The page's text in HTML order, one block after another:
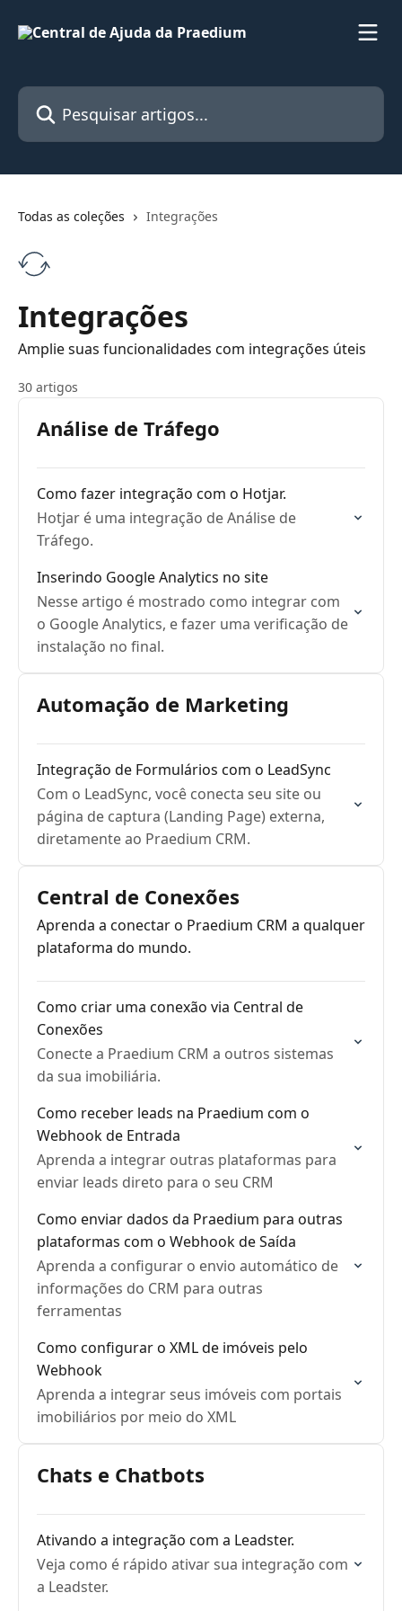
Pesquisar artigos...
Todas as coleções Integrações
Integrações
Amplie suas funcionalidades com integrações úteis
30 artigos
Análise de Tráfego
Como fazer integração com o Hotjar.
Hotjar é uma integração de Análise de
Tráfego.
Inserindo Google Analytics no site
Nesse artigo é mostrado como integrar com
o Google Analytics, e fazer uma verificação de
instalação no final.
Automação de Marketing
Integração de Formulários com o LeadSync
Com o LeadSync, você conecta seu site ou
página de captura (Landing Page) externa,
diretamente ao Praedium CRM.
Central de Conexões
Aprenda a conectar o Praedium CRM a qualquer
plataforma do mundo.
Como criar uma conexão via Central de
Conexões
Conecte a Praedium CRM a outros sistemas
da sua imobiliária.
Como receber leads na Praedium com o
Webhook de Entrada
Aprenda a integrar outras plataformas para
enviar leads direto para o seu CRM
Como enviar dados da Praedium para outras
plataformas com o Webhook de Saída
Aprenda a configurar o envio automático de
informações do CRM para outras
ferramentas
Como configurar o XML de imóveis pelo
Webhook
Aprenda a integrar seus imóveis com portais
imobiliários por meio do XML
Chats e Chatbots
Ativando a integração com a Leadster.
Veja como é rápido ativar sua integração com
a Leadster.